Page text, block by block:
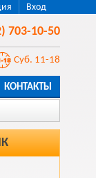
Вход
703-10-50
Суб. 11-18
КОНТАКТЫ